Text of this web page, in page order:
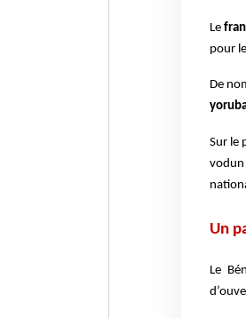
Le
pour
De
Sur le
Un
Le